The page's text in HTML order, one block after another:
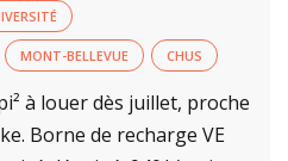
MONT-BELLEVUE CHUS
à louer dès juillet, proche
Borne de recharge VE